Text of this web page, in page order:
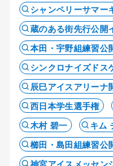
シャンペリーサマー
蔵のある街先行公開
本田・宇野組練習公
シンクロナイズドス
辰巳アイスアリーナ
西日本学生選手権
木村 碧一
キム
櫛田・島田組練習公
神宮アイスメッセン